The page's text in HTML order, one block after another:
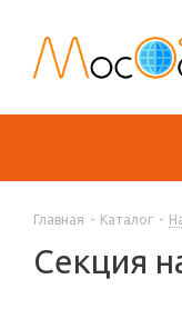
Главная - Каталог -
Секция